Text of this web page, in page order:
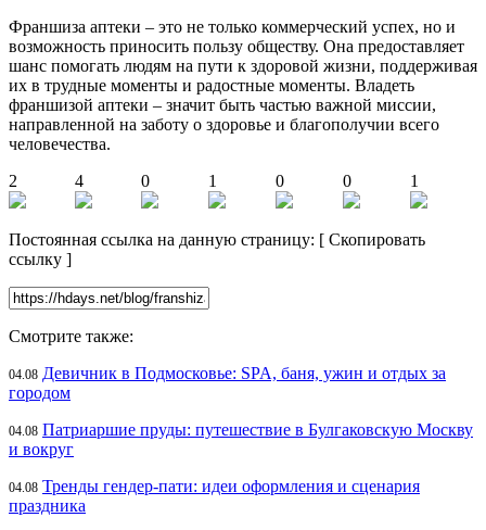
Франшиза аптеки – это не только коммерческий успех, но и
возможность приносить пользу обществу. Она предоставляет
шанс помогать людям на пути к здоровой жизни, поддерживая
их в трудные моменты и радостные моменты. Владеть
франшизой аптеки – значит быть частью важной миссии,
направленной на заботу о здоровье и благополучии всего
человечества.
2
4 0 1 0 0 1
Постоянная ссылка на данную страницу: [ Скопировать
ссылку ]
Смотрите также:
04.08 Девичник в Подмосковье: SPA, баня, ужин и отдых за
городом
04.08 Патриаршие пруды: путешествие в Булгаковскую Москву
и вокруг
04.08 Тренды гендер-пати: идеи оформления и сценария
праздника